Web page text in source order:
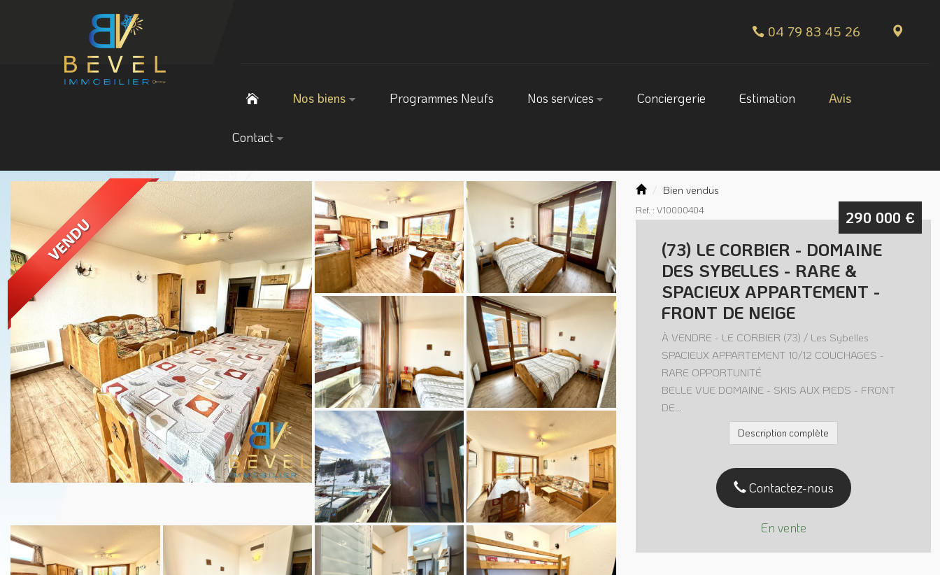
04 79 83 45 26
Nos biens Programmes Neufs Nos services Conciergerie Estimation Avis
Contact
Bien vendus
Ref. : V10000404 290 000 €
(73) LE CORBIER - DOMAINE
DES SYBELLES - RARE &
SPACIEUX APPARTEMENT -
FRONT DE NEIGE
À VENDRE - LE CORBIER (73) / Les Sybelles
SPACIEUX APPARTEMENT 10/12 COUCHAGES -
RARE OPPORTUNITÉ
BELLE VUE DOMAINE - SKIS AUX PIEDS - FRONT
DE...
Description complète
Contactez-nous
En vente